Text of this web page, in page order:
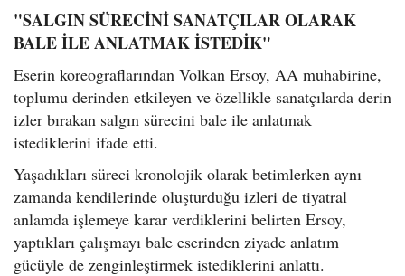
"SALGIN SÜRECİNİ SANATÇILAR OLARAK
BALE İLE ANLATMAK İSTEDİK"
Eserin koreograflarından Volkan Ersoy, AA muhabirine,
toplumu derinden etkileyen ve özellikle sanatçılarda derin
izler bırakan salgın sürecini bale ile anlatmak
istediklerini ifade etti.
Yaşadıkları süreci kronolojik olarak betimlerken aynı
zamanda kendilerinde oluşturduğu izleri de tiyatral
anlamda işlemeye karar verdiklerini belirten Ersoy,
yaptıkları çalışmayı bale eserinden ziyade anlatım
gücüyle de zenginleştirmek istediklerini anlattı.